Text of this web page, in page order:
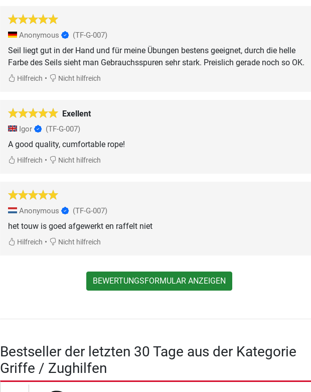
Anonymous (TF-G-007)
Seil liegt gut in der Hand und für meine Übungen bestens geeignet, durch die helle
Farbe des Seils sieht man Gebrauchsspuren sehr stark. Preislich gerade noch so OK.
Hilfreich • Nicht hilfreich
Exellent
Igor (TF-G-007)
A good quality, cumfortable rope!
Hilfreich • Nicht hilfreich
Anonymous (TF-G-007)
het touw is goed afgewerkt en raffelt niet
Hilfreich • Nicht hilfreich
BEWERTUNGSFORMULAR ANZEIGEN
Bestseller der letzten 30 Tage aus der Kategorie
Griffe / Zughilfen